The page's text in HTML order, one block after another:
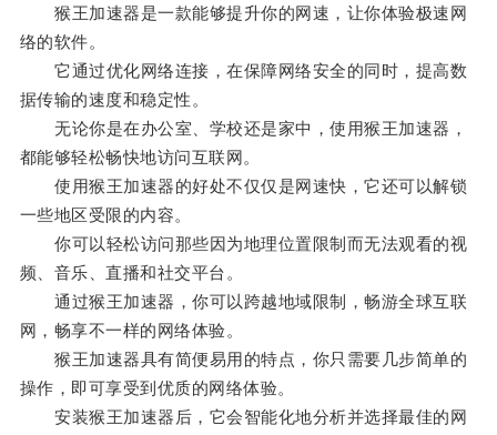
猴王加速器是一款能够提升你的网速，让你体验极速网
络的软件。
它通过优化网络连接，在保障网络安全的同时，提高数
据传输的速度和稳定性。
无论你是在办公室、学校还是家中，使用猴王加速器，
都能够轻松畅快地访问互联网。
使用猴王加速器的好处不仅仅是网速快，它还可以解锁
一些地区受限的内容。
你可以轻松访问那些因为地理位置限制而无法观看的视
频、音乐、直播和社交平台。
通过猴王加速器，你可以跨越地域限制，畅游全球互联
网，畅享不一样的网络体验。
猴王加速器具有简便易用的特点，你只需要几步简单的
操作，即可享受到优质的网络体验。
安装猴王加速器后，它会智能化地分析并选择最佳的网